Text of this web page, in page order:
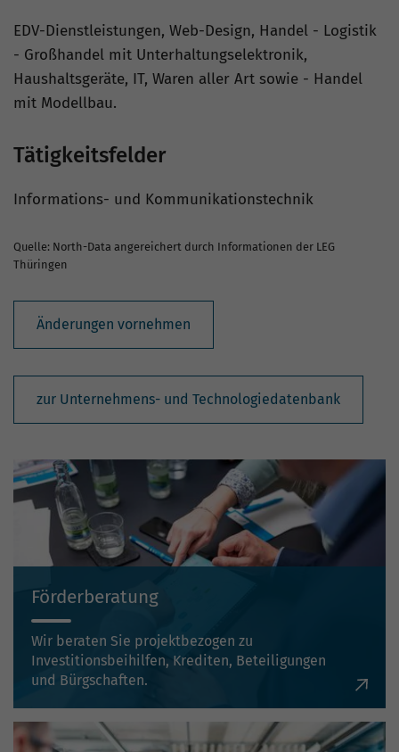
EDV-Dienstleistungen, Web-Design, Handel - Logistik
- Großhandel mit Unterhaltungselektronik,
Haushaltsgeräte, IT, Waren aller Art sowie - Handel
mit Modellbau.
Tätigkeitsfelder
Informations- und Kommunikationstechnik
Quelle: North-Data angereichert durch Informationen der LEG
Thüringen
Änderungen vornehmen
zur Unternehmens- und Technologiedatenbank
Förderberatung
Wir beraten Sie projektbezogen zu
Investitionsbeihilfen, Krediten, Beteiligungen
und Bürgschaften.